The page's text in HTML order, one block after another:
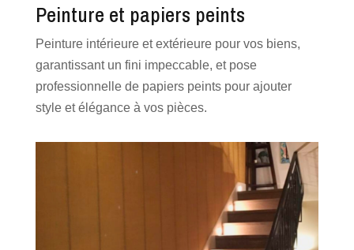
Peinture et papiers peints
Peinture intérieure et extérieure pour vos biens,
garantissant un fini impeccable, et pose
professionnelle de papiers peints pour ajouter
style et élégance à vos pièces.